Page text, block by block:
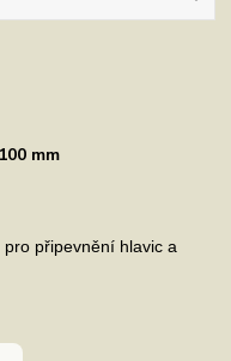
mm
připevnění hlavic a